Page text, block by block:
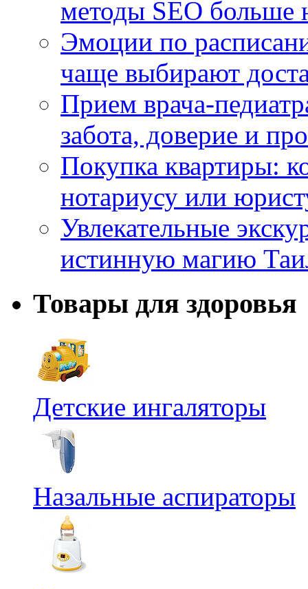
методы SEO больше
Эмоции по
чаще выбирают
Прием врача-
забота, доверие и
Покупка квартиры:
нотариусу или
Увлекательные
истинную магию
Товары для здоровья
Детские ингаляторы
Назальные аспираторы